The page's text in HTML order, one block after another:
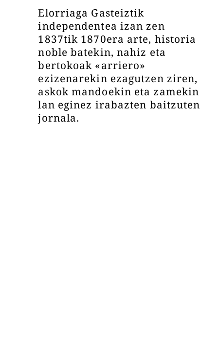
Elorriaga Gasteiztik
independentea izan zen
1837tik 1870era arte, historia
noble batekin, nahiz eta
bertokoak «arriero»
ezizenarekin ezagutzen ziren,
askok mandoekin eta zamekin
lan eginez irabazten baitzuten
jornala.